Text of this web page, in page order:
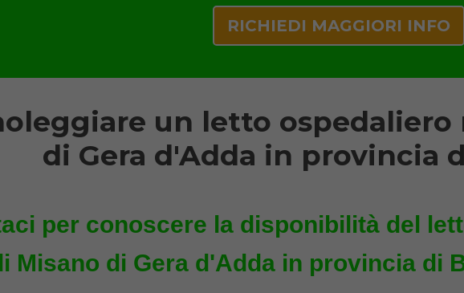
RICHIEDI MAGGIORI INFO
un letto
di Gera d'Adda in provincia
per conoscere la disponibilità del
Misano di Gera d'Adda in provincia di